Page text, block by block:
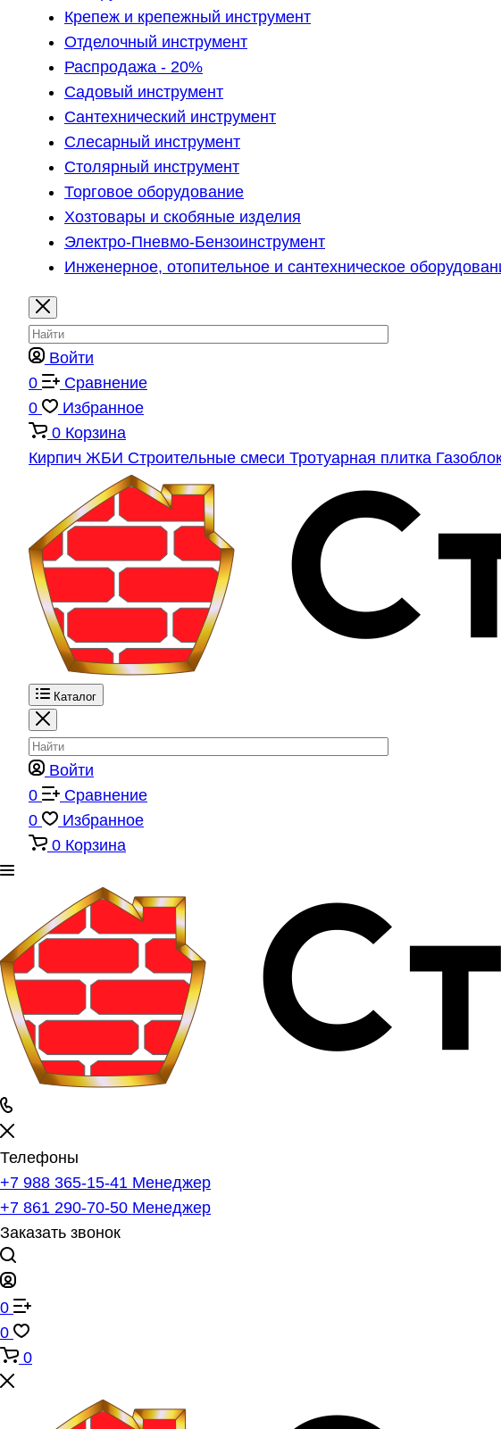
Крепеж и крепежный инструмент
Отделочный инструмент
Распродажа - 20%
Садовый инструмент
Сантехнический инструмент
Слесарный инструмент
Столярный инструмент
Торговое оборудование
Хозтовары и скобяные изделия
Электро-Пневмо-Бензоинструмент
Инженерное, отопительное и сантехническое
Войти
0
Сравнение
0
Избранное
0 Корзина
Кирпич ЖБИ Строительные смеси Тротуарная плитка
Каталог
Войти
0
Сравнение
0
Избранное
0 Корзина
Телефоны
+7 988 365-15-41 Менеджер
+7 861 290-70-50 Менеджер
Заказать звонок
0
0
0